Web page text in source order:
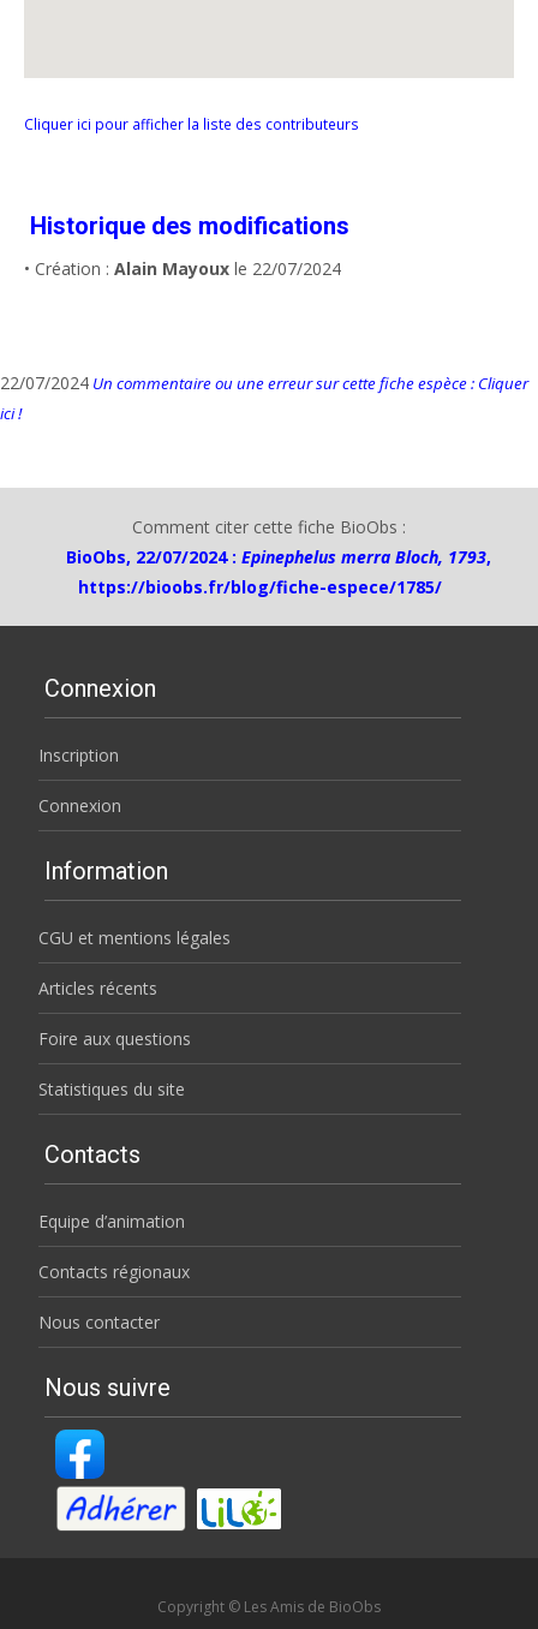
Cliquer ici pour afficher la liste des contributeurs
Historique des modifications
• Création : Alain Mayoux le 22/07/2024
22/07/2024 Un commentaire ou une erreur sur cette fiche espèce : Cliquer
ici !
Comment citer cette fiche BioObs :
BioObs, 22/07/2024 : Epinephelus merra Bloch, 1793,
https://bioobs.fr/blog/fiche-espece/1785/
Connexion
Inscription
Connexion
Information
CGU et mentions légales
Articles récents
Foire aux questions
Statistiques du site
Contacts
Equipe d’animation
Contacts régionaux
Nous contacter
Nous suivre
Copyright © Les Amis de BioObs